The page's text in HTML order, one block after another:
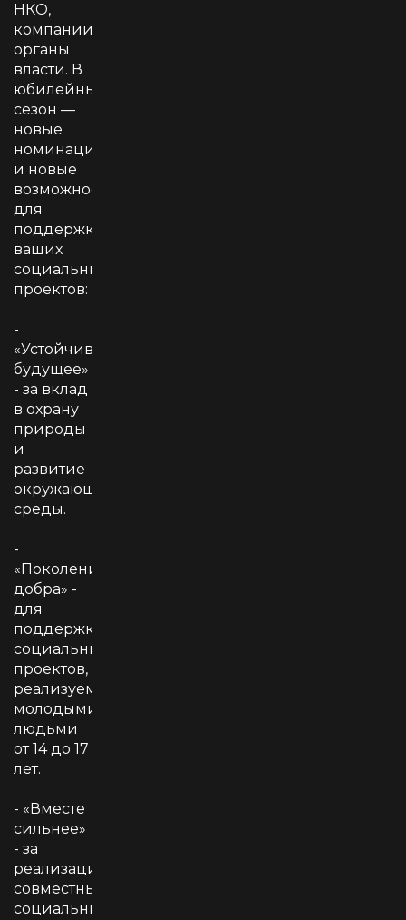
НКО,
компании,
органы
власти. В
юбилейный
сезон —
новые
номинации
и новые
возможности
для
поддержки
ваших
социальных
проектов:
-
«Устойчивое
будущее»
- за вклад
в охрану
природы
и
развитие
окружающей
среды.
-
«Поколение
добра» -
для
поддержки
социальных
проектов,
реализуемых
молодыми
людьми
от 14 до 17
лет.
- «Вместе
сильнее»
- за
реализацию
совместных
социальных